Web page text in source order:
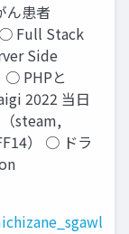
患者
Full Stack
Side
○ PHPと
2022 当日
steam,
） ○ ドラ